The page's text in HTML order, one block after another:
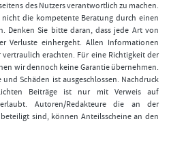
des Nutzers verantwortlich zu machen.
die kompetente Beratung durch einen
Denken Sie bitte daran, dass jede Art von
Verluste einhergeht. Allen Informationen
erachten. Für eine Richtigkeit der
wir dennoch keine Garantie übernehmen.
Schäden ist ausgeschlossen. Nachdruck
Beiträge ist nur mit Verweis auf
Autoren/Redakteure die an der
sind, können Anteilsscheine an den